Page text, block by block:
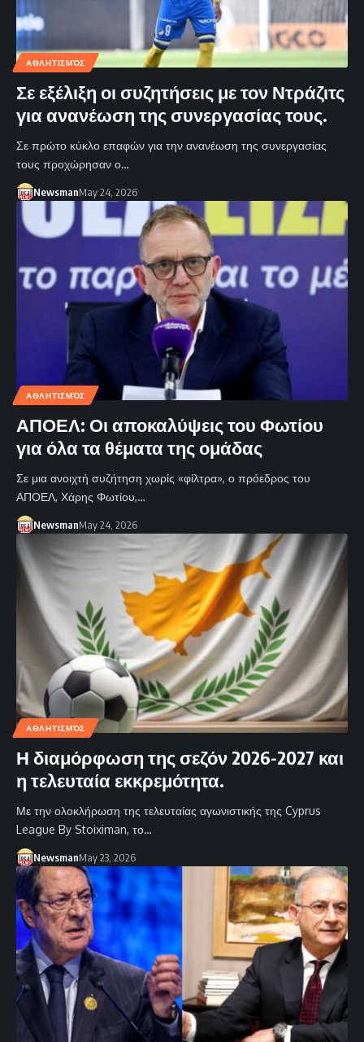
ΑΘΛΗΤΙΣΜΌΣ
Σε εξέλιξη οι συζητήσεις με τον Ντράζιτς
για ανανέωση της συνεργασίας τους.
Σε πρώτο κύκλο επαφών για την ανανέωση της συνεργασίας
τους προχώρησαν ο…
NewsmanMay 24, 2026
ΑΘΛΗΤΙΣΜΌΣ
ΑΠΟΕΛ: Οι αποκαλύψεις του Φωτίου
για όλα τα θέματα της ομάδας
Σε μια ανοιχτή συζήτηση χωρίς «φίλτρα», ο πρόεδρος του
ΑΠΟΕΛ, Χάρης Φωτίου,…
NewsmanMay 24, 2026
ΑΘΛΗΤΙΣΜΌΣ
Η διαμόρφωση της σεζόν 2026-2027 και
η τελευταία εκκρεμότητα.
Με την ολοκλήρωση της τελευταίας αγωνιστικής της Cyprus
League By Stoiximan, το…
NewsmanMay 23, 2026